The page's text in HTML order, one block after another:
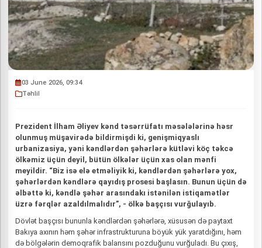
03 June 2026, 09:34
Təhlil
Prezident İlham Əliyev kənd təsərrüfatı məsələlərinə həsr
olunmuş müşavirədə bildirmişdi ki, genişmiqyaslı
urbanizasiya, yəni kəndlərdən şəhərlərə kütləvi köç təkcə
ölkəmiz üçün deyil, bütün ölkələr üçün xas olan mənfi
meyildir. “Biz isə elə etməliyik ki, kəndlərdən şəhərlərə yox,
şəhərlərdən kəndlərə qayıdış prosesi başlasın. Bunun üçün də
əlbəttə ki, kəndlə şəhər arasındakı istənilən istiqamətlər
üzrə fərqlər azaldılmalıdır”, - ölkə başçısı vurğulayıb.
Dövlət başçısı bununla kəndlərdən şəhərlərə, xüsusən də paytaxt
Bakıya axının həm şəhər infrastrukturuna böyük yük yaratdığını, həm
də bölgələrin demoqrafik balansını pozduğunu vurğuladı. Bu çıxış,